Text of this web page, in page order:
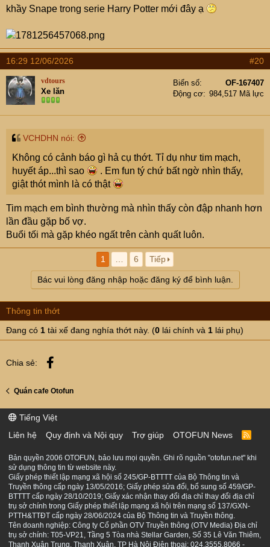
khầy Snape trong serie Harry Potter mới đây ạ
16:29 12/06/2026 #20
vdtours
Xe lăn
Biển số
OF-167407
Động cơ
984,517 Mã lực
VCHDHN nói:
Không có cảnh báo gì hả cụ thớt. Tỉ dụ như tim mạch,
huyết áp...thì sao
. Em fun tý chứ bất ngờ nhìn thấy,
giật thót mình là có thật
Tim mạch em bình thường mà nhìn thấy còn đập nhanh hơn
lần đầu gặp bố vợ.
Buổi tối mà gặp khéo ngất trên cành quất luôn.
1 6 Tiếp
Bác vui lòng đăng nhập hoặc đăng ký để bình luận.
Thông tin thớt
Đang có 1 tài xế đang nghía thớt này. (0 lái chính và 1 lái phụ)
Chia sẻ:
Quán cafe Otofun
Tiếng Việt
Liên hệ
Quy định và Nội quy Trợ giúp OTOFUN News
R
S
Bản quyền 2006 OTOFUN, bảo lưu mọi quyền. Ghi rõ nguồn "otofun.net" khi
sử dụng thông tin từ website này.
Giấy phép thiết lập mạng xã hội số 245/GP-BTTTT của Bộ Thông tin và
Truyền thông cấp ngày 13/05/2016; Giấy phép sửa đổi, bổ sung số 459/GP-
BTTTT cấp ngày 28/10/2019; Giấy xác nhận thay đổi địa chỉ thay đổi địa chỉ
trụ sở chính trong Giấy phép thiết lập mạng xã hội trên mạng số 137/GXN-
PTTH&TTĐT cấp ngày 28/06/2024 của Bộ Thông tin và Truyền thông.
Tên doanh nghiệp: Công ty Cổ phần OTV Truyền thông (OTV Media) Địa chỉ
trụ sở chính: T05-VP21, Tầng 5 Tòa nhà Stellar Garden, Số 35 Lê Văn Thiêm,
Thanh Xuân Trung, Thanh Xuân, TP Hà Nội Điện thoại: 024.3555.8066 -